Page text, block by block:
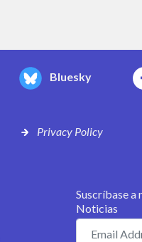
Bluesky
Privacy Policy
Suscríbase a
Noticias